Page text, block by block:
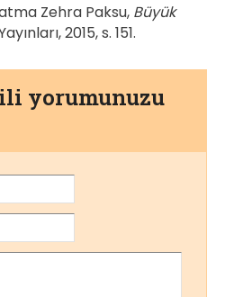
Zehra Paksu, Büyük
2015, s. 151.
yorumunuzu